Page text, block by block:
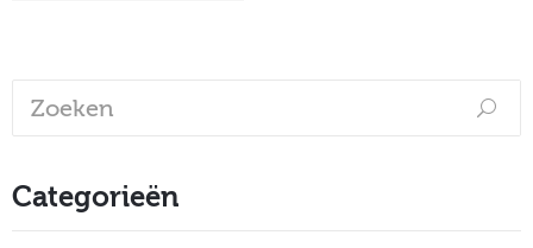
Categorieën